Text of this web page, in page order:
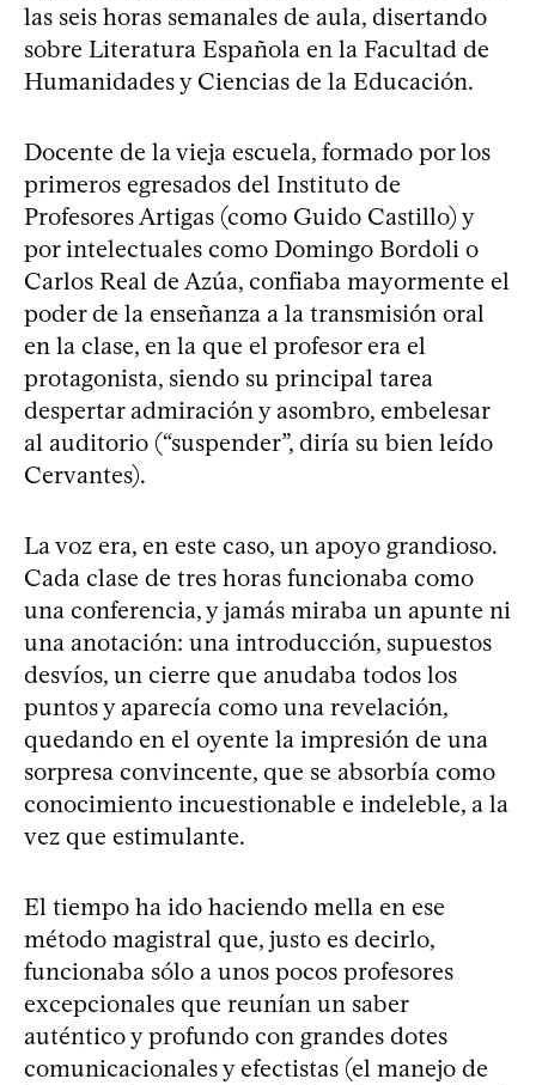
las seis horas semanales de aula, disertando
sobre Literatura Española en la Facultad de
Humanidades y Ciencias de la Educación.
Docente de la vieja escuela, formado por los
primeros egresados del Instituto de
Profesores Artigas (como Guido Castillo) y
por intelectuales como Domingo Bordoli o
Carlos Real de Azúa, confiaba mayormente el
poder de la enseñanza a la transmisión oral
en la clase, en la que el profesor era el
protagonista, siendo su principal tarea
despertar admiración y asombro, embelesar
al auditorio (“suspender”, diría su bien leído
Cervantes).
La voz era, en este caso, un apoyo grandioso.
Cada clase de tres horas funcionaba como
una conferencia, y jamás miraba un apunte ni
una anotación: una introducción, supuestos
desvíos, un cierre que anudaba todos los
puntos y aparecía como una revelación,
quedando en el oyente la impresión de una
sorpresa convincente, que se absorbía como
conocimiento incuestionable e indeleble, a la
vez que estimulante.
El tiempo ha ido haciendo mella en ese
método magistral que, justo es decirlo,
funcionaba sólo a unos pocos profesores
excepcionales que reunían un saber
auténtico y profundo con grandes dotes
comunicacionales y efectistas (el manejo de